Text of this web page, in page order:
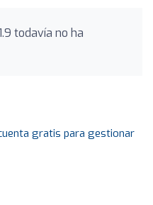
todavía no ha
gratis para gestionar